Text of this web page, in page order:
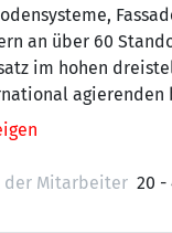
an über 60
im hohen
agierenden
der Mitarbeiter 20 -